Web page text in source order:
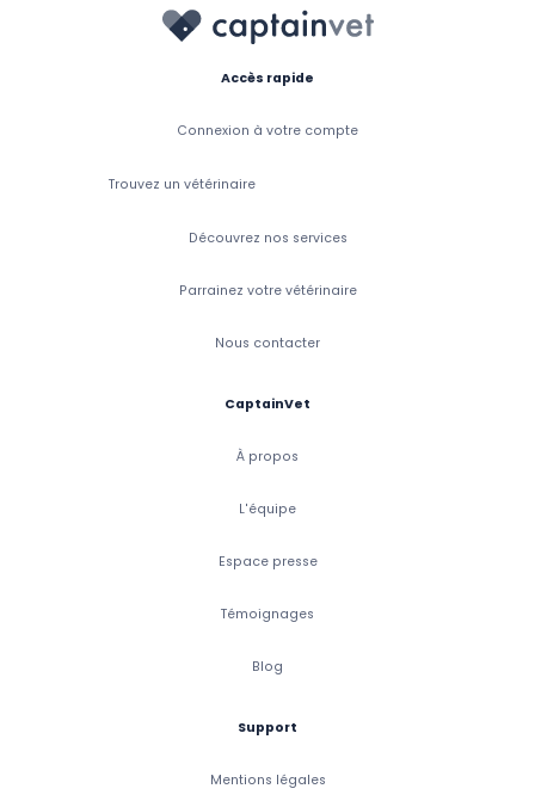
Accès rapide
Connexion à votre compte
Trouvez un vétérinaire
Découvrez nos services
Parrainez votre vétérinaire
Nous contacter
CaptainVet
À propos
L'équipe
Espace presse
Témoignages
Blog
Support
Mentions légales